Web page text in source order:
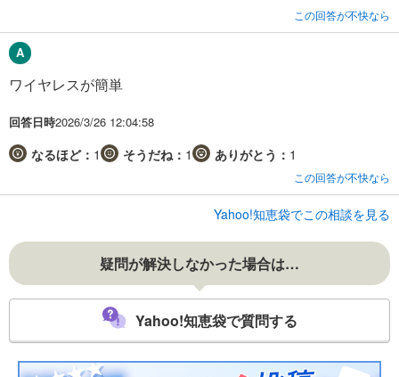
この回答が不快なら
ワイヤレスが簡単
回答日時2026/3/26 12:04:58
なるほど： 1 そうだね： 1 ありがとう： 1
この回答が不快なら
Yahoo!知恵袋でこの相談を見る
疑問が解決しなかった場合は…
Yahoo!知恵袋で質問する